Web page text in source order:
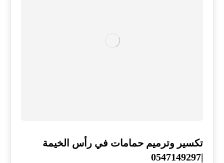
تكسير وترميم حمامات في رأس الخيمة
|0547149297